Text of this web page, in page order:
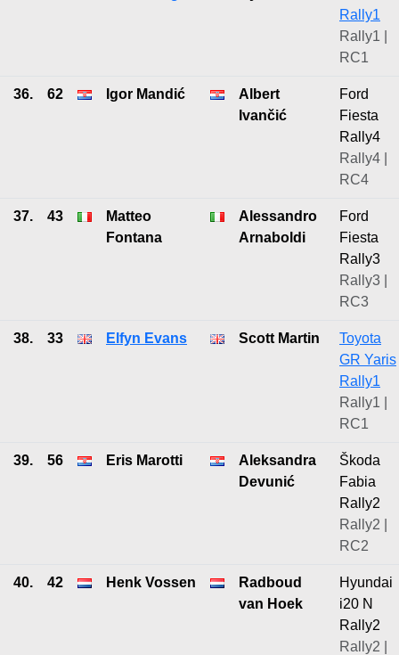
Rally1
Rally1 |
RC1
36. 62 Igor Mandić
Albert
Ivančić
Ford
Fiesta
Rally4
Rally4 |
RC4
37. 43
Matteo
Fontana
Alessandro
Arnaboldi
Ford
Fiesta
Rally3
Rally3 |
RC3
38. 33 Elfyn Evans Scott Martin
Toyota
GR Yaris
Rally1
Rally1 |
RC1
39. 56 Eris Marotti
Aleksandra
Devunić
Škoda
Fabia
Rally2
Rally2 |
RC2
40. 42 Henk Vossen
Radboud
van Hoek
Hyundai
i20 N
Rally2
Rally2 |